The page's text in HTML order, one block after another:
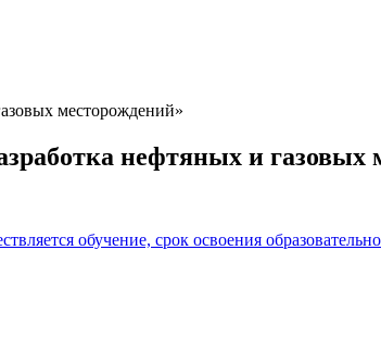
месторождений»
нефтяных и газовых
обучение, срок освоения